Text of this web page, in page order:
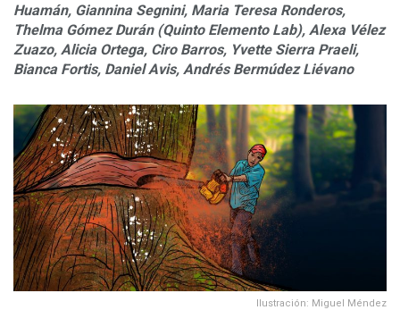
Huamán, Giannina Segnini, Maria Teresa Ronderos,
Thelma Gómez Durán (Quinto Elemento Lab), Alexa Vélez
Zuazo, Alicia Ortega, Ciro Barros, Yvette Sierra Praeli,
Bianca Fortis, Daniel Avis, Andrés Bermúdez Liévano
Ilustración: Miguel Méndez